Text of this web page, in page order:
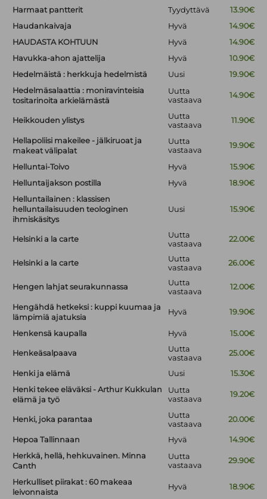
Harmaat pantterit
Tyydyttävä
13.90€
Haudankaivaja
Hyvä
14.90€
HAUDASTA KOHTUUN
Hyvä
14.90€
Havukka-ahon ajattelija
Hyvä
10.90€
Hedelmäistä : herkkuja hedelmistä
Uusi
19.90€
Hedelmäsalaattia : moniravinteisia
tositarinoita arkielämästä
Uutta
vastaava
14.90€
Heikkouden ylistys
Uutta
vastaava
11.90€
Hellapoliisi makeilee - jälkiruoat ja
makeat välipalat
Uutta
vastaava
19.90€
Helluntai-Toivo Hyvä
15.90€
Helluntaijakson postilla
Hyvä
18.90€
Helluntailainen : klassisen
helluntailaisuuden teologinen
ihmiskäsitys
Uusi 15.90€
Helsinki a la carte
Uutta
vastaava
22.00€
Helsinki a la carte
Uutta
vastaava
26.00€
Hengen lahjat seurakunnassa
Uutta
vastaava
12.00€
Hengähdä hetkeksi : kuppi kuumaa ja
lämpimiä ajatuksia
Hyvä 19.90€
Henkensä kaupalla Hyvä 15.00€
Henkeäsalpaava
Uutta
vastaava
25.00€
Henki ja elämä Uusi
15.30€
Henki tekee eläväksi - Arthur Kukkulan
elämä ja työ
Uutta
vastaava
19.20€
Henki, joka parantaa
Uutta
vastaava
20.00€
Hepoa Tallinnaan Hyvä
14.90€
Herkkä, hellä, hehkuvainen. Minna
Canth
Uutta
vastaava
29.90€
Herkulliset piirakat : 60 makeaa
leivonnaista
Hyvä 18.90€